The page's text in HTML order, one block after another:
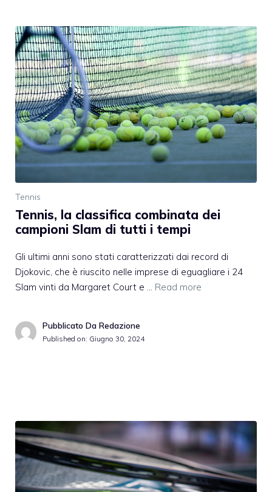
Tennis
Tennis, la classifica combinata dei
campioni Slam di tutti i tempi
Gli ultimi anni sono stati caratterizzati dai record di
Djokovic, che è riuscito nelle imprese di eguagliare i 24
Slam vinti da Margaret Court e … Read more
Pubblicato Da Redazione
Published on: Giugno 30, 2024